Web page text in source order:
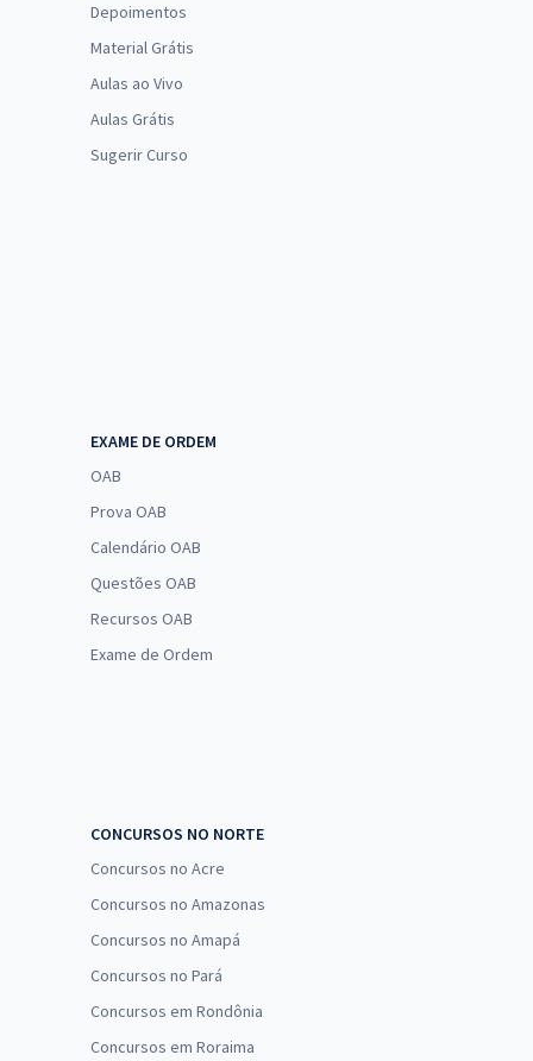
Depoimentos
Material Grátis
Aulas ao Vivo
Aulas Grátis
Sugerir Curso
EXAME DE ORDEM
OAB
Prova OAB
Calendário OAB
Questões OAB
Recursos OAB
Exame de Ordem
CONCURSOS NO NORTE
Concursos no Acre
Concursos no Amazonas
Concursos no Amapá
Concursos no Pará
Concursos em Rondônia
Concursos em Roraima